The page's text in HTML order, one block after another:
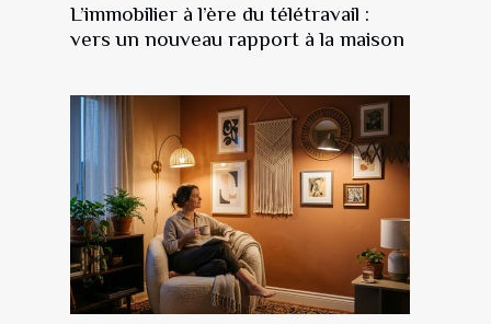
L’immobilier à l’ère du télétravail :
vers un nouveau rapport à la maison